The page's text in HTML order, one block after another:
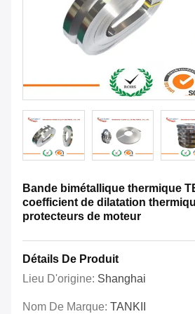
Bande bimétallique thermique
coefficient de dilatation
protecteurs de moteur
Détails De Produit
Lieu D'origine: Shanghai
Nom De Marque: TANKII